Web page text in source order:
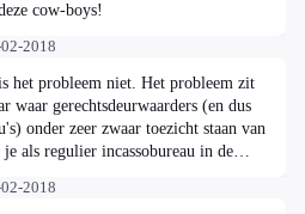
cow-boys!
2018
het probleem niet. Het probleem zit
onder zeer zwaar toezicht staan van
als regulier incassobureau in de
2018